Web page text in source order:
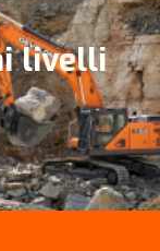
livelli